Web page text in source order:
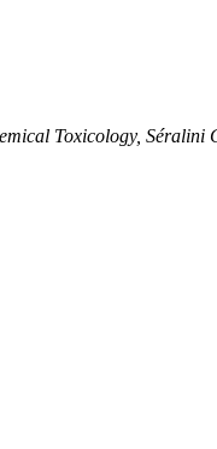
Toxicology, Séralini